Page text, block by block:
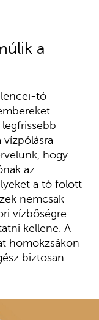
a
tó
hogy
az
a tó fölött
nemcsak
vízbőségre
kellene. A
homokzsákon
biztosan